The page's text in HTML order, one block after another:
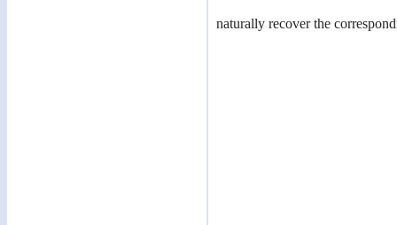
naturally recover the